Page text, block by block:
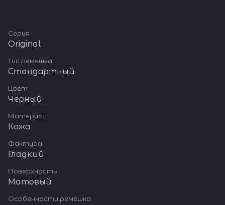
Серия
Original
Тип ремешка
Стандартный
Цвет
Чёрный
Материал
Кожа
Фактура
Гладкий
Поверхность
Матовый
Особенности ремешка